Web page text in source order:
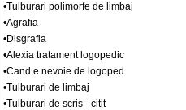
•Tulburari polimorfe de limbaj
•Agrafia
•Disgrafia
•Alexia tratament logopedic
•Cand e nevoie de logoped
•Tulburari de limbaj
•Tulburari de scris - citit